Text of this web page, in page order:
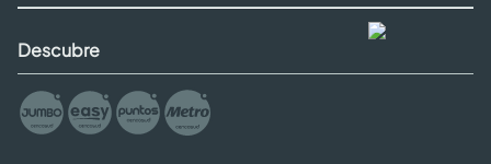
Descubre